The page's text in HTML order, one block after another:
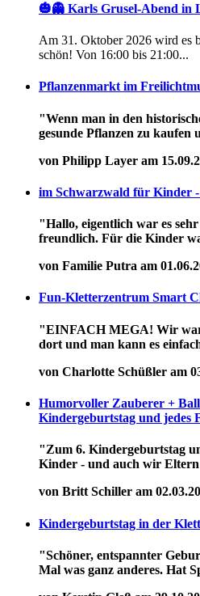
🎃👻 Karls Grusel-Abend in
Am 31. Oktober 2026 wird es
schön! Von 16:00 bis 21:00...
Pflanzenmarkt im
"Wenn man in den
gesunde Pflanzen zu kaufen
von Philipp Layer am
im Schwarzwald für Kinder
"Hallo, eigentlich war es
freundlich. Für die Kinder
von Familie Putra am
Fun-Kletterzentrum Smart
"EINFACH MEGA! Wir
dort und man kann es
von Charlotte Schüßler am
Humorvoller Zauberer +
Kindergeburtstag und jedes
"Zum 6. Kindergeburtstag
Kinder - und auch wir Eltern
von Britt Schiller am
Kindergeburtstag in der
"Schöner, entspannter
Mal was ganz anderes. Hat